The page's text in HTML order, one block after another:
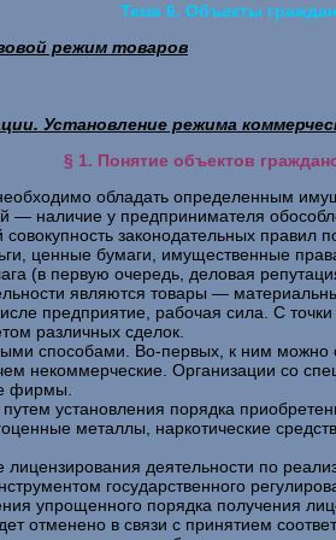
Тема 6. Объекты
режим товаров
Установление режима
§ 1. Понятие объектов
обладать определенным
наличие у предпринимателя
законодательных
ценные бумаги, имущественные
(в первую очередь, деловая
являются товары —
предприятие, рабочая сила. С
различных сделок.
способами. Во-первых, к ним
некоммерческие. Организации со
фирмы.
установления порядка
металлы, наркотические
деятельности по
государственного
упрощенного порядка получения
отменено в связи с принятием